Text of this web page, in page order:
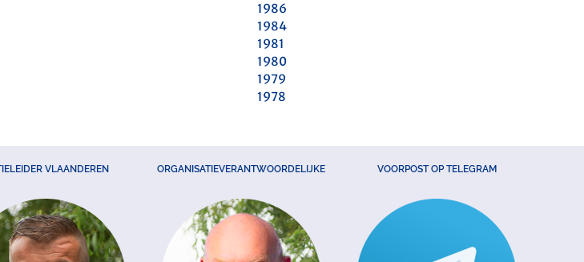
1986
1984
1981
1980
1979
1978
VLAANDEREN ORGANISATIEVERANTWOORDELIJKE VOORPOST OP TELEGRAM